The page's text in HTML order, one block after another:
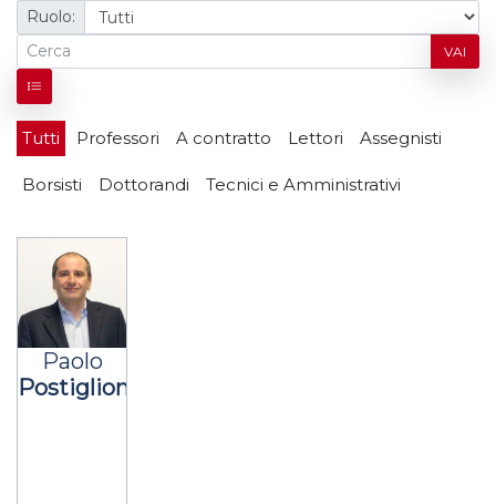
Ruolo:
VAI
Tutti Professori A contratto Lettori Assegnisti
Borsisti Dottorandi Tecnici e Amministrativi
Paolo
Postiglione